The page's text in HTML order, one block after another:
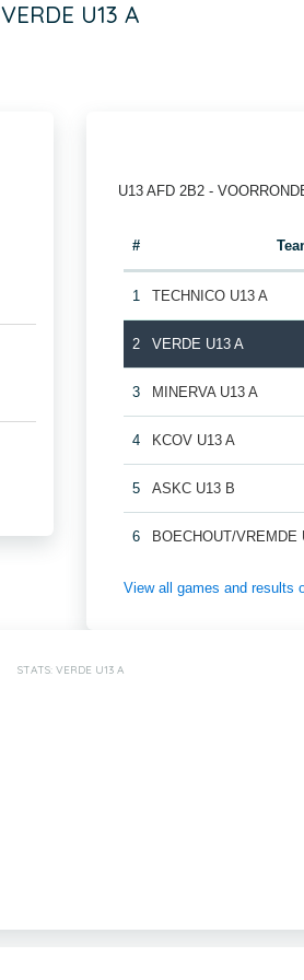
VERDE U13 A
U13 AFD 2B2 -
#
1 TECHNICO U13 A
2 VERDE U13 A
3 MINERVA U13 A
4 KCOV U13 A
5 ASKC U13 B
6 BOECHOUT/VREMDE
View all games and results
STATS: VERDE U13 A